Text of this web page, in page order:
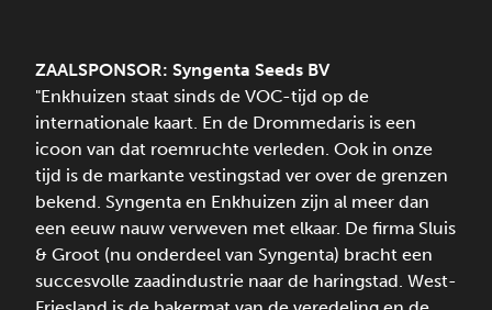
ZAALSPONSOR: Syngenta Seeds BV
"Enkhuizen staat sinds de VOC-tijd op de
internationale kaart. En de Drommedaris is een
icoon van dat roemruchte verleden. Ook in onze
tijd is de markante vestingstad ver over de grenzen
bekend. Syngenta en Enkhuizen zijn al meer dan
een eeuw nauw verweven met elkaar. De firma Sluis
& Groot (nu onderdeel van Syngenta) bracht een
succesvolle zaadindustrie naar de haringstad. West-